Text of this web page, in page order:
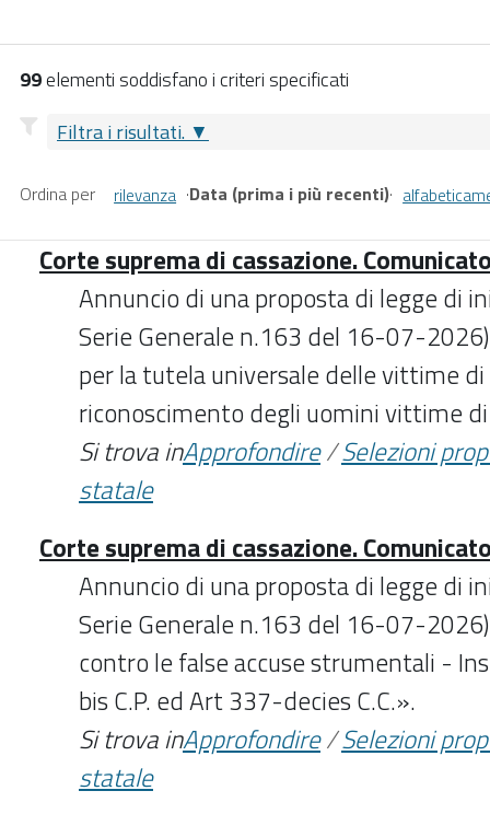
99elementi soddisfano i criteri specificati
Filtra i risultati.
Ordina per rilevanza ·Data (prima i più recenti)·
Corte suprema di cassazione.
Annuncio di una proposta di legge di
Serie Generale n.163 del 16-07-
per la tutela universale delle vittime
riconoscimento degli uomini vittime
Si trova inApprofondire/Selezioni
statale
Corte suprema di cassazione.
Annuncio di una proposta di legge di
Serie Generale n.163 del 16-07-
contro le false accuse strumentali -
bis C.P. ed Art 337-decies C.C.».
Si trova inApprofondire/Selezioni
statale